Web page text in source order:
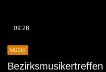
09:26
MUSIK
Bezirksmusikertreffen